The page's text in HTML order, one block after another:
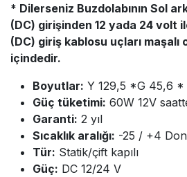
* Dilerseniz Buzdolabının Sol
(DC) girişinden 12 yada 24 volt
(DC) giriş kablosu uçları
içindedir.
Boyutlar: Y 129,5 *G 45,6 *
Güç tüketimi: 60W 12V
Garanti: 2 yıl
Sıcaklık aralığı: -25 / +4
Tür: Statik/çift kapılı
Güç: DC 12/24 V